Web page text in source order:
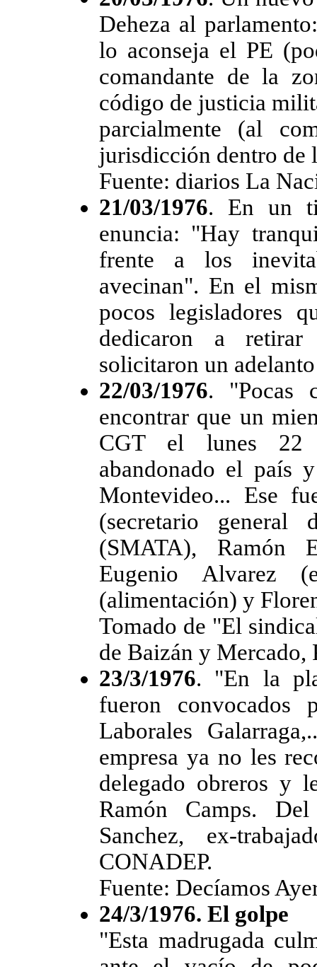
Deheza al
lo aconseja el PE
comandante de la
código de justicia
parcialmente (al
jurisdicción dentro de
Fuente: diarios La
21/03/1976. En un
enuncia: "Hay
frente a los
avecinan". En el
pocos legisladores
dedicaron a retirar
solicitaron un
22/03/1976. "Pocas
encontrar que un
CGT el lunes 22
abandonado el país
Montevideo... Ese
(secretario general
(SMATA), Ramón
Eugenio Alvarez
(alimentación) y
Tomado de "El
de Baizán y Mercado,
23/3/1976. "En la
fueron convocados
Laborales
empresa ya no les
delegado obreros y
Ramón Camps.
Sanchez, ex-
CONADEP.
Fuente: Decíamos
24/3/1976. El golpe
"Esta madrugada